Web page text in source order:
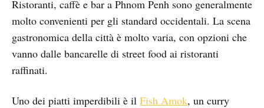
Ristoranti, caffè e bar a Phnom Penh sono generalmente
molto convenienti per gli standard occidentali. La scena
gastronomica della città è molto varia, con opzioni che
vanno dalle bancarelle di street food ai ristoranti
raffinati.
Uno dei piatti imperdibili è il Fish Amok, un curry